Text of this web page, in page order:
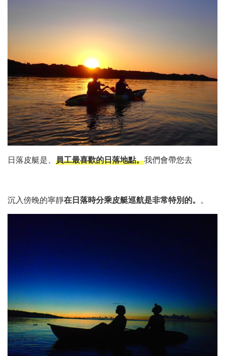
日落皮艇是、 員工最喜歡的日落地點。我們會帶您去
沉入傍晚的寧靜在日落時分乘皮艇巡航是非常特別的。 。